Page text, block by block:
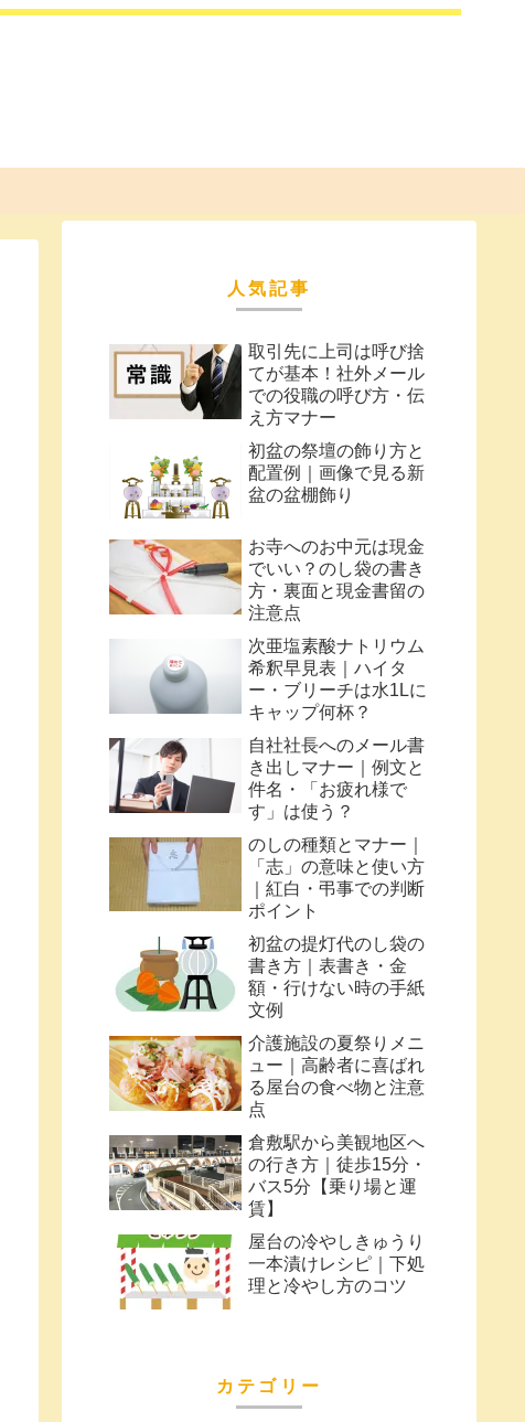
人気記事
取引先に上司は呼び捨
てが基本！社外メール
での役職の呼び方・伝
え方マナー
初盆の祭壇の飾り方と
配置例｜画像で見る新
盆の盆棚飾り
お寺へのお中元は現金
でいい？のし袋の書き
方・裏面と現金書留の
注意点
次亜塩素酸ナトリウム
希釈早見表｜ハイタ
ー・ブリーチは水1Lに
キャップ何杯？
自社社長へのメール書
き出しマナー｜例文と
件名・「お疲れ様で
す」は使う？
のしの種類とマナー｜
「志」の意味と使い方
｜紅白・弔事での判断
ポイント
初盆の提灯代のし袋の
書き方｜表書き・金
額・行けない時の手紙
文例
介護施設の夏祭りメニ
ュー｜高齢者に喜ばれ
る屋台の食べ物と注意
点
倉敷駅から美観地区へ
の行き方｜徒歩15分・
バス5分【乗り場と運
賃】
屋台の冷やしきゅうり
一本漬けレシピ｜下処
理と冷やし方のコツ
カテゴリー